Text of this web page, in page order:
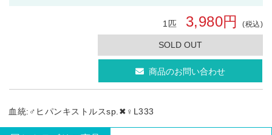
1匹 3,980円(税込)
SOLD OUT
商品のお問い合わせ
血統:♂ヒパンキストルスsp.✖♀L333